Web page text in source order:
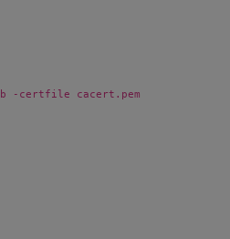
-certfile cacert.pem